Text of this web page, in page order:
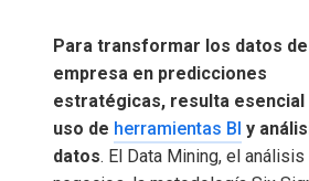
Para transformar los datos
empresa en predicciones
estratégicas, resulta esencial
uso de herramientas BI y
datos. El Data Mining, el análisis